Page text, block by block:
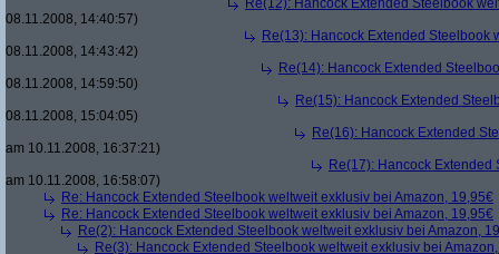
Re(12): Hancock Extended Steelbook
08.11.2008, 14:40:57)
Re(13): Hancock Extended Steelbook
08.11.2008, 14:43:42)
Re(14): Hancock Extended
08.11.2008, 14:59:50)
Re(15): Hancock Extended
08.11.2008, 15:04:05)
Re(16): Hancock Extended
am 10.11.2008, 16:37:21)
Re(17): Hancock
am 10.11.2008, 16:58:07)
Re: Hancock Extended Steelbook weltweit exklusiv bei Amazon, 19,95€
Re: Hancock Extended Steelbook weltweit exklusiv bei Amazon, 19,95€
Re(2): Hancock Extended Steelbook weltweit exklusiv bei Amazon,
Re(3): Hancock Extended Steelbook weltweit exklusiv bei